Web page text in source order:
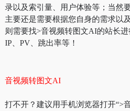
录以及索引量、用户体验等；当然
主要还是需要根据您自身的需求以
则需要找>音视频转图文AI的站长
IP、PV、跳出率等！
音视频转图文AI
打不开？建议用手机浏览器打开“>